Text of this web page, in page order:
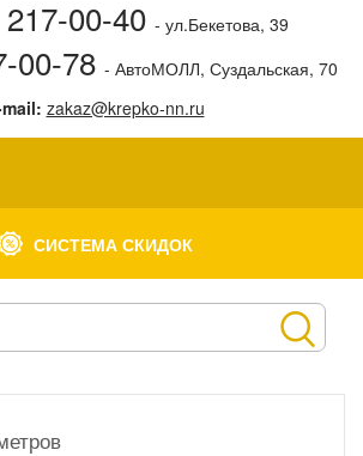
00-40 - ул.Бекетова, 39
00-78 - АвтоМОЛЛ, Суздальская, 70
mail: zakaz@krepko-nn.ru
СИСТЕМА СКИДОК